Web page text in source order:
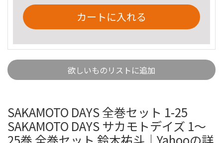
カートに入れる
欲しいものリストに追加
SAKAMOTO DAYS 全巻セット 1-25
SAKAMOTO DAYS サカモトデイズ 1〜